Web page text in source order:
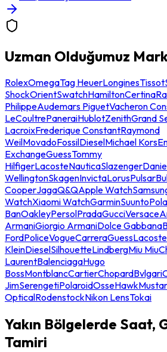
Uzman Olduğumuz
RolexOmegaTag HeuerLonginesTissot
ShockOrientSwatchHamiltonCertina
PhilippeAudemars PiguetVacheron
LeCoultrePaneraiHublotZenithGrand
LacroixFrederique ConstantRaymond
WeilMovadoFossilDieselMichael Kors
ExchangeGuessTommy
HilfigerLacosteNauticaSlazenger
WellingtonSkagenInvictaLorusPulsar
CooperJagaQ&QApple Watch
WatchXiaomi WatchGarminSuunto
BanOakleyPersolPradaGucciVersace
ArmaniGiorgio ArmaniDolce Gabbana
FordPoliceVogueCarreraGuessLacoste
KleinDieselSilhouetteLindbergMiu Miu
LaurentBalenciagaHugo
BossMontblancCartierChopardBvlgari
JimSerengetiPolaroidOsseHawk
OpticalRodenstockNikon LensTokai
Yakın Bölgelerde Saat,
Tamiri